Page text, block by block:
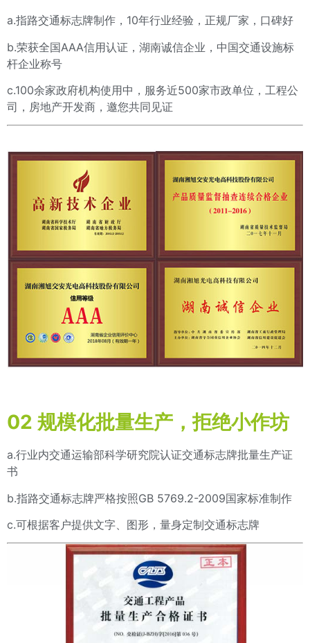
a.指路交通标志牌制作，10年行业经验，正规厂家，口碑好
b.荣获全国AAA信用认证，湖南诚信企业，中国交通设施标
杆企业称号
c.100余家政府机构使用中，服务近500家市政单位，工程公
司，房地产开发商，邀您共同见证
02 规模化批量生产，拒绝小作坊
a.行业内交通运输部科学研究院认证交通标志牌批量生产证
书
b.指路交通标志牌严格按照GB 5769.2-2009国家标准制作
c.可根据客户提供文字、图形，量身定制交通标志牌